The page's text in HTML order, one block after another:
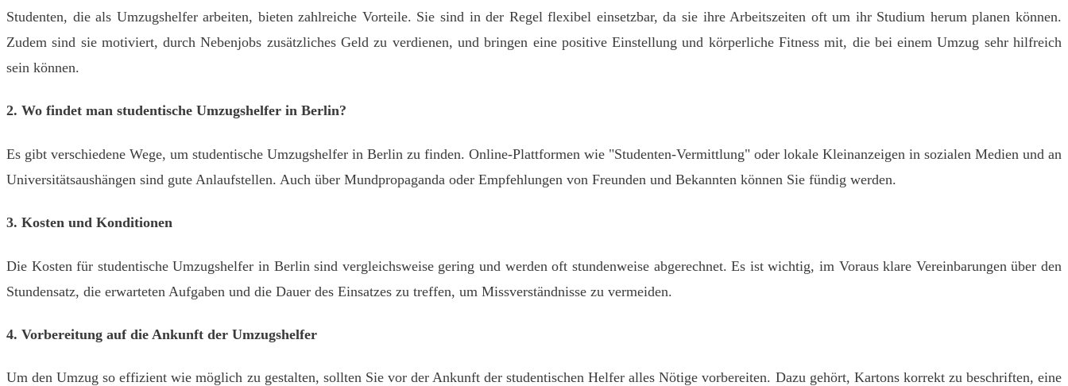
Studenten, die als Umzugshelfer arbeiten, bieten zahlreiche Vorteile. Sie sind in der Regel flexibel einsetzbar, da sie ihre Arbeitszeiten oft um ihr Studium herum planen können.
Zudem sind sie motiviert, durch Nebenjobs zusätzliches Geld zu verdienen, und bringen eine positive Einstellung und körperliche Fitness mit, die bei einem Umzug sehr hilfreich
sein können.
2. Wo findet man studentische Umzugshelfer in Berlin?
Es gibt verschiedene Wege, um studentische Umzugshelfer in Berlin zu finden. Online-Plattformen wie "Studenten-Vermittlung" oder lokale Kleinanzeigen in sozialen Medien und an
Universitätsaushängen sind gute Anlaufstellen. Auch über Mundpropaganda oder Empfehlungen von Freunden und Bekannten können Sie fündig werden.
3. Kosten und Konditionen
Die Kosten für studentische Umzugshelfer in Berlin sind vergleichsweise gering und werden oft stundenweise abgerechnet. Es ist wichtig, im Voraus klare Vereinbarungen über den
Stundensatz, die erwarteten Aufgaben und die Dauer des Einsatzes zu treffen, um Missverständnisse zu vermeiden.
4. Vorbereitung auf die Ankunft der Umzugshelfer
Um den Umzug so effizient wie möglich zu gestalten, sollten Sie vor der Ankunft der studentischen Helfer alles Nötige vorbereiten. Dazu gehört, Kartons korrekt zu beschriften, eine